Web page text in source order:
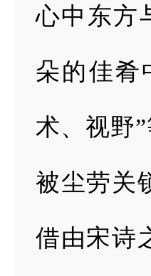
心中东方
朵的佳肴
术、视野
被尘劳关
借由宋诗